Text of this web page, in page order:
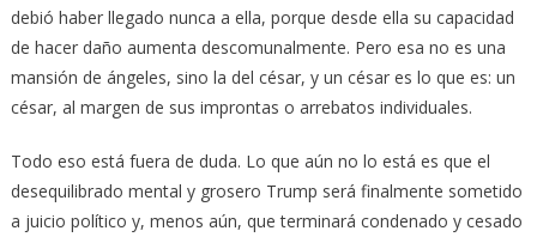
debió haber llegado nunca a ella, porque desde ella su capacidad
de hacer daño aumenta descomunalmente. Pero esa no es una
mansión de ángeles, sino la del césar, y un césar es lo que es: un
césar, al margen de sus improntas o arrebatos individuales.
Todo eso está fuera de duda. Lo que aún no lo está es que el
desequilibrado mental y grosero Trump será finalmente sometido
a juicio político y, menos aún, que terminará condenado y cesado